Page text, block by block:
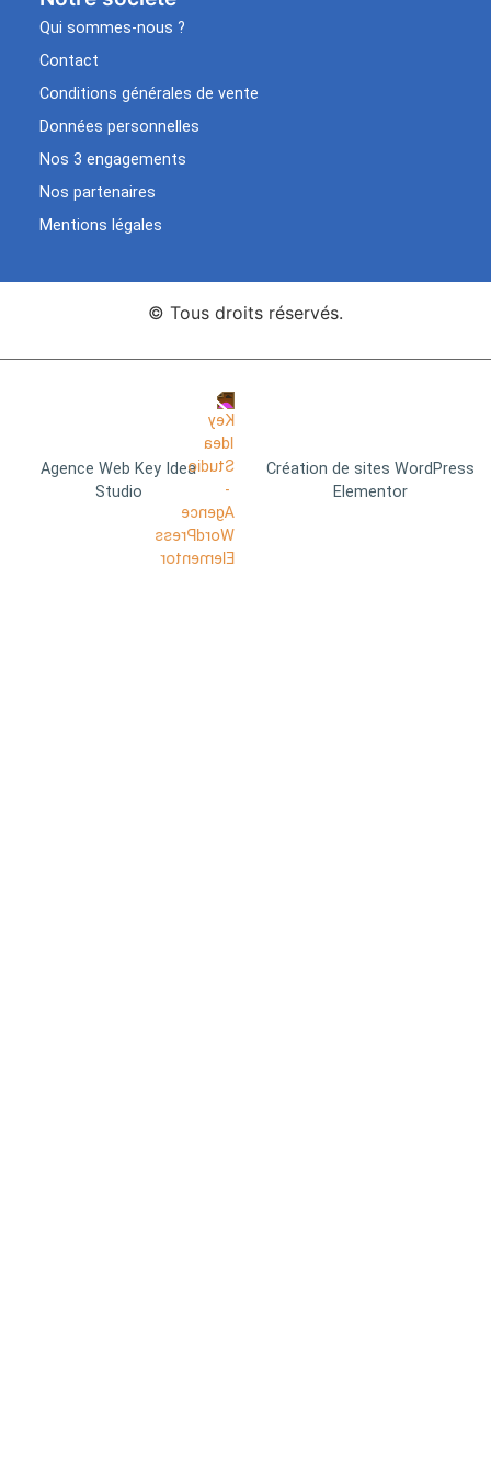
Qui sommes-nous ?
Contact
Conditions générales de vente
Données personnelles
Nos 3 engagements
Nos partenaires
Mentions légales
© Tous droits réservés.
Agence Web Key Idea
Studio
Création de sites WordPress
Elementor